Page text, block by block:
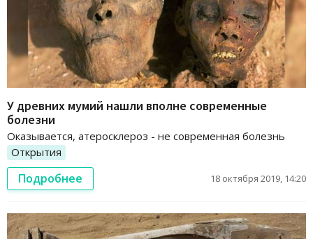
У древних мумий нашли вполне современные
болезни
Оказывается, атеросклероз - не современная болезнь
Открытия
Подробнее 18 октября 2019, 14:20